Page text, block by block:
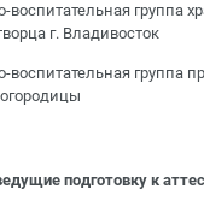
воспитательная группа
г. Владивосток
воспитательная группа
подготовку к